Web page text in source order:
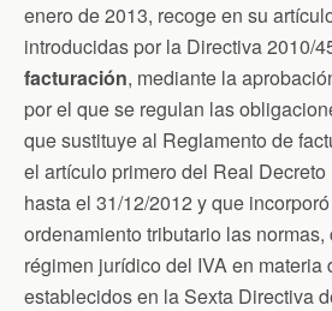
enero de 2013, recoge en su
introducidas por la Directiva 2010/
facturación, mediante la
por el que se regulan las
que sustituye al Reglamento de
el artículo primero del Real
hasta el 31/12/2012 y que
ordenamiento tributario las
régimen jurídico del IVA en materia
establecidos en la Sexta Directiva